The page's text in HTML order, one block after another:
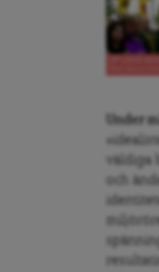
Under
väldiga
och